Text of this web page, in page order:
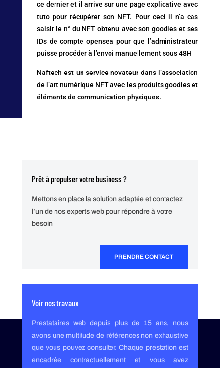
ce dernier et il arrive sur une page explicative avec
tuto pour récupérer son NFT. Pour ceci il n’a cas
saisir le n° du NFT obtenu avec son goodies et ses
IDs de compte opensea pour que l’administrateur
puisse procéder à l’envoi manuellement sous 48H
Naftech est un service novateur dans l’association
de l’art numérique NFT avec les produits goodies et
éléments de communication physiques.
Prêt à propulser votre business ?
Mettons en place la solution adaptée et contactez
l’un de nos experts web pour répondre à votre
besoin
PRENDRE CONTACT
Voir nos travaux
Prestataires web depuis plus de 15 ans, nous
avons une multitude de références non exhaustive
que vous pouvez consulter. Chaque prestation est
encadrée contractuellement et vous avez